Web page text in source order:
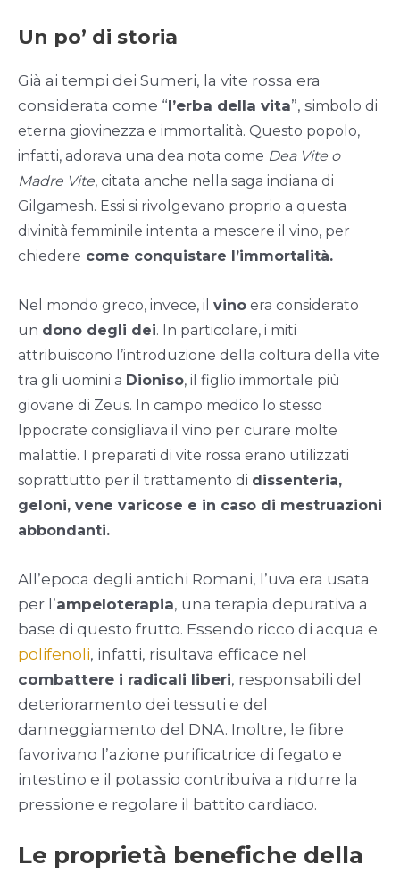
Un po’ di storia
Già ai tempi dei Sumeri, la vite rossa era
considerata come “l’erba della vita”, simbolo di
eterna giovinezza e immortalità. Questo popolo,
infatti, adorava una dea nota come Dea Vite o
Madre Vite, citata anche nella saga indiana di
Gilgamesh. Essi si rivolgevano proprio a questa
divinità femminile intenta a mescere il vino, per
chiedere come conquistare l’immortalità.
Nel mondo greco, invece, il vino era considerato
un dono degli dei. In particolare, i miti
attribuiscono l’introduzione della coltura della vite
tra gli uomini a Dioniso, il figlio immortale più
giovane di Zeus. In campo medico lo stesso
Ippocrate consigliava il vino per curare molte
malattie. I preparati di vite rossa erano utilizzati
soprattutto per il trattamento di dissenteria,
geloni, vene varicose e in caso di mestruazioni
abbondanti.
All’epoca degli antichi Romani, l’uva era usata
per l’ampeloterapia, una terapia depurativa a
base di questo frutto. Essendo ricco di acqua e
polifenoli, infatti, risultava efficace nel
combattere i radicali liberi, responsabili del
deterioramento dei tessuti e del
danneggiamento del DNA. Inoltre, le fibre
favorivano l’azione purificatrice di fegato e
intestino e il potassio contribuiva a ridurre la
pressione e regolare il battito cardiaco.
Le proprietà benefiche della